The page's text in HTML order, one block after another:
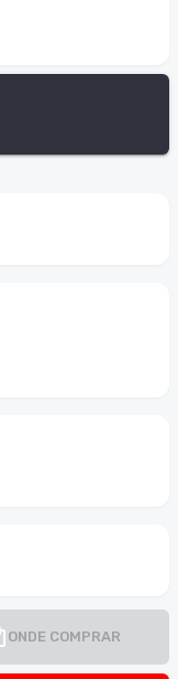
ONDE COMPRAR